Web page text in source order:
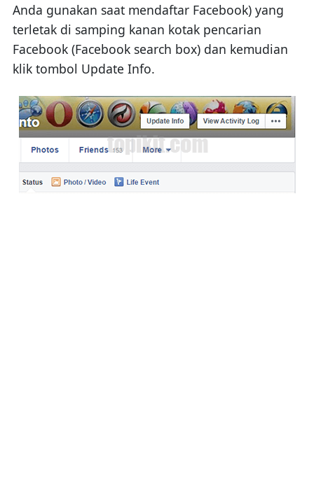
Anda gunakan saat mendaftar Facebook) yang
terletak di samping kanan kotak pencarian
Facebook (Facebook search box) dan kemudian
klik tombol Update Info.